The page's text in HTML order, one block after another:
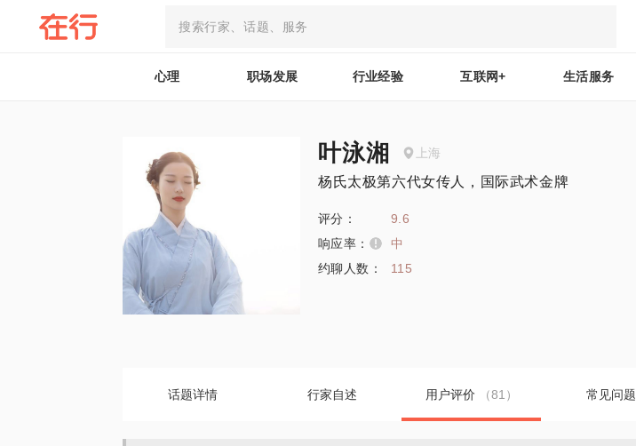
心理 职场发展 行业经验 互联网+ 生活服务
叶泳湘 上海
杨氏太极第六代女传人，国际武术金牌
评分：
9.6
响应率：
中
约聊人数：
115
话题详情 行家自述 用户评价 （81） 常见问题